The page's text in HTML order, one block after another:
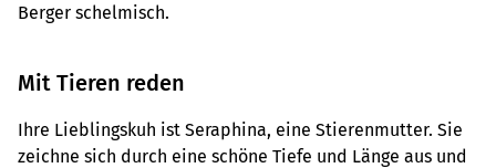
Berger schelmisch.
Mit Tieren reden
Ihre Lieblingskuh ist Seraphina, eine Stierenmutter. Sie
zeichne sich durch eine schöne Tiefe und Länge aus und